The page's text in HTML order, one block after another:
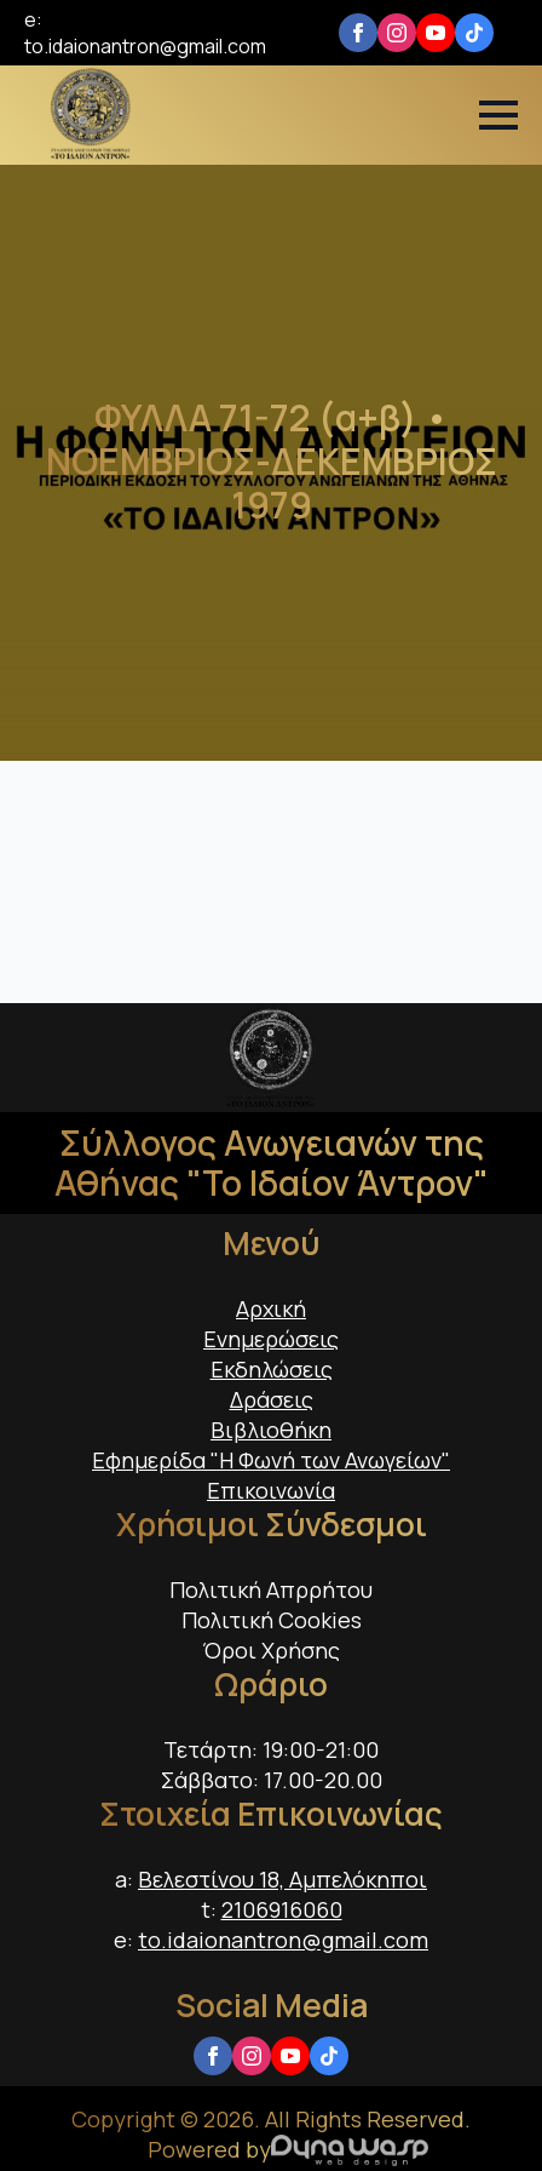
e:
to.idaionantron@gmail.com
ΦΥΛΛΑ 71-72 (α+β) •
ΝΟΕΜΒΡΙΟΣ-ΔΕΚΕΜΒΡΙΟΣ
1979
Σύλλογος Ανωγειανών της
Αθήνας "Το Ιδαίον Άντρον"
Μενού
Αρχική
Ενημερώσεις
Εκδηλώσεις
Δράσεις
Βιβλιοθήκη
Εφημερίδα "Η Φωνή των Ανωγείων"
Επικοινωνία
Χρήσιμοι Σύνδεσμοι
Πολιτική Απρρήτου
Πολιτική Cookies
Όροι Χρήσης
Ωράριο
Τετάρτη: 19:00-21:00
Σάββατο: 17.00-20.00
Στοιχεία Επικοινωνίας
a: Βελεστίνου 18, Αμπελόκηποι
t: 2106916060
e: to.idaionantron@gmail.com
Social Media
Copyright © 2026. All Rights Reserved.
Powered by